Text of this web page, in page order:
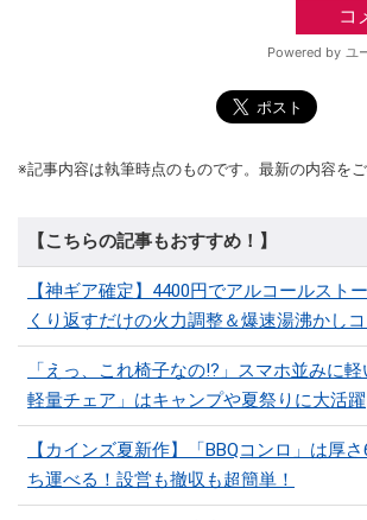
※記事内容は執筆時点のものです。最新の内容をご
【こちらの記事もおすすめ！】
【神ギア確定】4400円でアルコールスト
くり返すだけの火力調整＆爆速湯沸かし
「えっ、これ椅子なの!?」スマホ並みに
軽量チェア」はキャンプや夏祭りに大活躍
【カインズ夏新作】「BBQコンロ」は厚
ち運べる！設営も撤収も超簡単！